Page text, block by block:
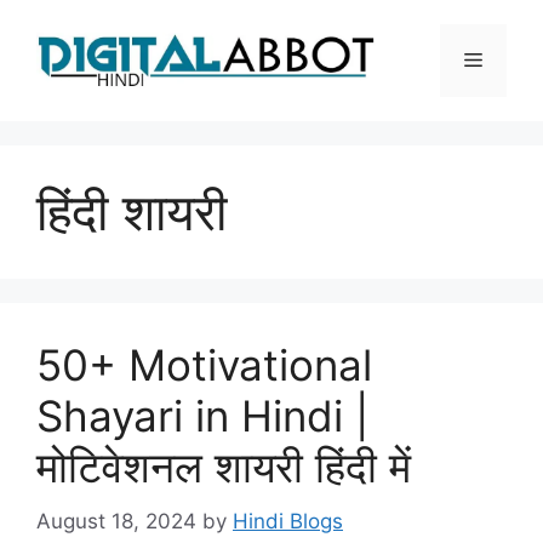
content
Menu
हिंदी शायरी
50+ Motivational
Shayari in Hindi |
मोटिवेशनल शायरी हिंदी में
August 18, 2024 by Hindi Blogs